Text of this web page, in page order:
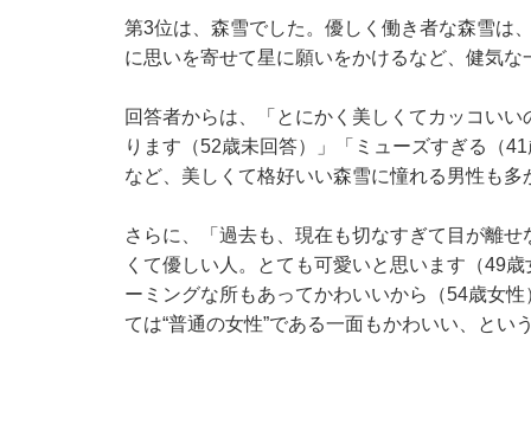
第3位は、森雪でした。優しく働き者な森雪は
に思いを寄せて星に願いをかけるなど、健気な
回答者からは、「とにかく美しくてカッコい
ります（52歳未回答）」「ミューズすぎる（
など、美しくて格好いい森雪に憧れる男性も多
さらに、「過去も、現在も切なすぎて目が離
くて優しい人。とても可愛いと思います（49
ーミングな所もあってかわいいから（54歳女
ては“普通の女性”である一面もかわいい、とい